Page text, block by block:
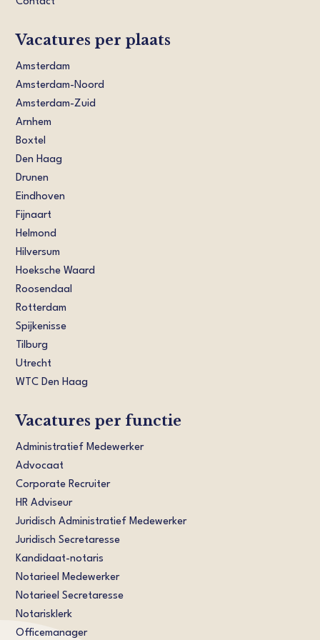
Vacatures per plaats
Amsterdam
Amsterdam-Noord
Amsterdam-Zuid
Arnhem
Boxtel
Den Haag
Drunen
Eindhoven
Fijnaart
Helmond
Hilversum
Hoeksche Waard
Roosendaal
Rotterdam
Spijkenisse
Tilburg
Utrecht
WTC Den Haag
Vacatures per functie
Administratief Medewerker
Advocaat
Corporate Recruiter
HR Adviseur
Juridisch Administratief Medewerker
Juridisch Secretaresse
Kandidaat-notaris
Notarieel Medewerker
Notarieel Secretaresse
Notarisklerk
Officemanager